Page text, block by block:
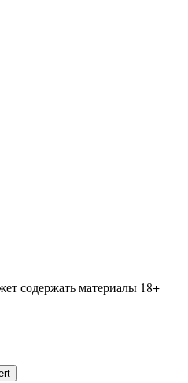
содержать материалы 18+